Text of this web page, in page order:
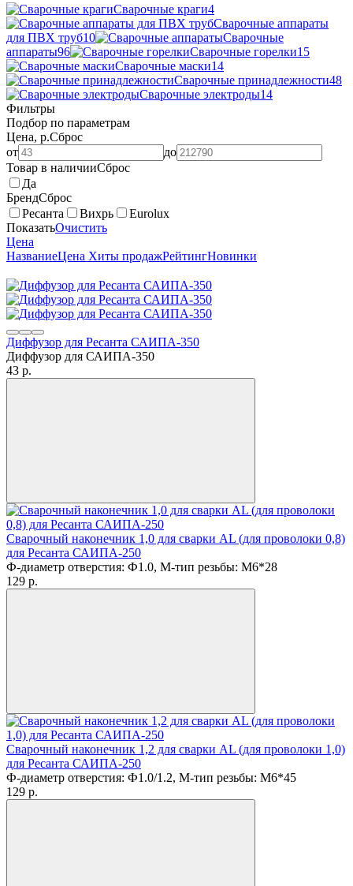
Сварочные краги4
Сварочные аппараты
для ПВХ труб10
Сварочные
аппараты96 Сварочные горелки15
Сварочные маски14
Сварочные принадлежности48
Сварочные электроды14
Фильтры
Подбор по параметрам
Цена, р.Сброс
от
до
Товар в наличииСброс
Да
БрендСброс
Ресанта
Вихрь
Eurolux
ПоказатьОчистить
Цена
НазваниеЦена Хиты продажРейтингНовинки
Диффузор для Ресанта САИПА-350
Диффузор для САИПА-350
43 p.
Сварочный наконечник 1,0 для сварки AL (для проволоки 0,8)
для Ресанта САИПА-250
Ф-диаметр отверстия: Ф1.0, М-тип резьбы: M6*28
129 p.
Сварочный наконечник 1,2 для сварки AL (для проволоки 1,0)
для Ресанта САИПА-250
Ф-диаметр отверстия: Ф1.0/1.2, М-тип резьбы: M6*45
129 p.